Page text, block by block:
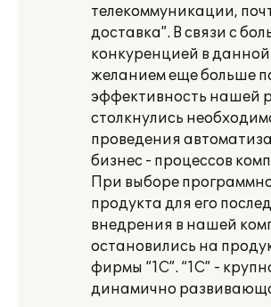
телекоммуникации,
доставка”. В связи с
конкуренцией в
желанием еще больше
эффективность нашей
столкнулись
проведения
бизнес - процессов
При выборе
продукта для его
внедрения в нашей
остановились на
фирмы “1С”. “1С” -
динамично